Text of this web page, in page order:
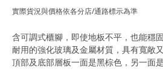
實際貨況與價格依各分店/通路標示為準
含可調式櫃腳，即使地板不平，也能穩
耐用的強化玻璃及金屬材質，具有寬敞
頂部及底部層板一面是黑棕色，另一面